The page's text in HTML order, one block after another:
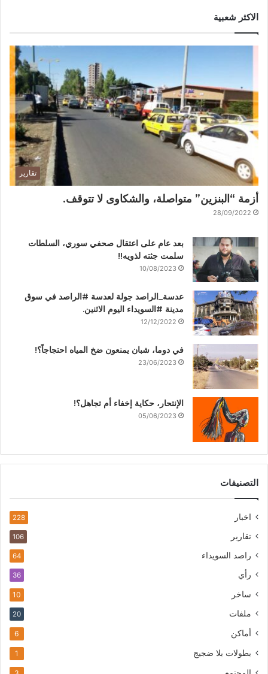
الاكثر شعبية
تقارير
أزمة “البنزين” متواصلة، والشكاوى لا تتوقف.
28/09/2022
بعد عام على اعتقال صحفي سوري، السلطات
سلمت جثته لذويه!!
10/08/2023
عدسة_الراصد جولة لعدسة #الراصد في سوق
مدينة #السويداء اليوم الاثنين.
12/12/2022
في دوما، شبان يمنعون ضخ المياه احتجاجاً؟!
23/06/2023
الإنتحار، حكاية إخفاء أم تجاهل؟!
05/06/2023
التصنيفات
اخبار 228
تقارير 106
راصد السويداء 64
رأي 36
ساخر 10
ملفات 20
أماكن 6
بطولات بلا ضجيج 1